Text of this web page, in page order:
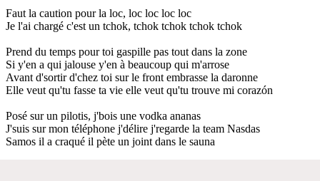
Faut la caution pour la loc, loc loc loc loc
Je l'ai chargé c'est un tchok, tchok tchok tchok tchok
Prend du temps pour toi gaspille pas tout dans la zone
Si y'en a qui jalouse y'en à beaucoup qui m'arrose
Avant d'sortir d'chez toi sur le front embrasse la daronne
Elle veut qu'tu fasse ta vie elle veut qu'tu trouve mi corazón
Posé sur un pilotis, j'bois une vodka ananas
J'suis sur mon téléphone j'délire j'regarde la team Nasdas
Samos il a craqué il pète un joint dans le sauna